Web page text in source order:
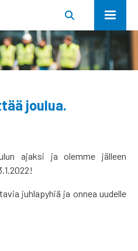
joulua.
ajaksi ja olemme jälleen
juhlapyhiä ja onnea uudelle